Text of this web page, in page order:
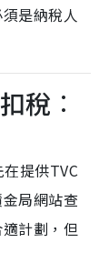
是納稅人
稅︰
提供TVC
局網站查
計劃，但